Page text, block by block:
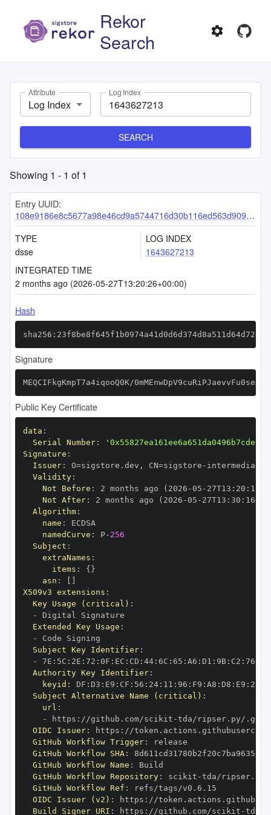
Rekor
Search
Attribute
Log Index
Log Index
SEARCH
Showing 1 - 1 of1
Entry UUID:
108e9186e8c5677a98e46cd9a5744716d30b116ed563d90969095f327d751e520ba490c65f14908b
TYPE
dsse
LOG INDEX
1643627213
INTEGRATED TIME
2 months ago (2026-05-27T13:20:26+00:00)
Hash
Signature
MEQCIFkgKmpT7a4iqooQ0K/
Public Key Certificate
data :
Serial Number:
Signature :
Issuer: O=sigstore.dev , CN=sigstore -
Validity:
Not Before : 2 months ago (2026 -05 - 27T13 : 20 :
Not After: 2 months ago (2026 -05 - 27T13 : 30 : 16+00
Algorithm:
name :
namedCurve : P- 256
Subject :
extraNames :
items : { }
asn :
X509v3 extensions :
Key Usage (critical) :
-
Extended Key Usage :
-
Subject Key Identifier:
-
7E : 5C : 2E : 72 : 0F : EC : CD : 44: 6C : 65 : A6 : D1 : 9B: C2 : 76
Authority Key Identifier:
keyid : DF : D3 : E9 : CF : 56 : 24: 11 : 96 : F9 : A8 : D8 : E9 : 28
Subject Alternative Name (critical) :
url :
-
https : //github.com/scikit -
OIDC Issuer: https :
GitHub Workflow Trigger:
GitHub Workflow SHA:
GitHub Workflow Name :
GitHub Workflow Repository: scikit -
GitHub Workflow Ref :
OIDC Issuer (v2) : https :
Build Signer URI : https : //github.com/scikit -